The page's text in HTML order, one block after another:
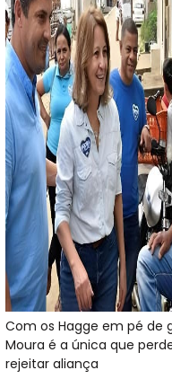
Com os Hagge em pé de
Moura é a única que
rejeitar aliança